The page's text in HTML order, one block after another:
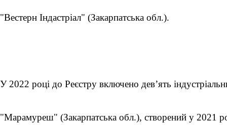
"Вестерн Індастріал" (Закарпатська обл.).
У 2022 році до Реєстру включено дев’ять
"Марамуреш" (Закарпатська обл.), створений у 2021